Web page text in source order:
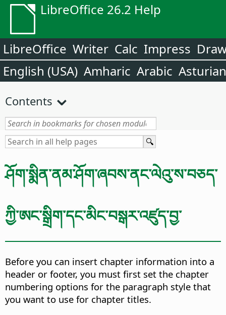
LibreOffice 26.2 Help
LibreOffice Writer Calc Impress
English (USA) Amharic Arabic Asturian
Contents
ཤོག་སྨིན་ནམ་ཤོག་ཞབས་ནང་ལེའུ་ས་བཅད་
ཀྱི་ཨང་སྒྲིག་དང་མིང་བསྒར་འཛུད་བྱ་
Before you can insert chapter information into a
header or footer, you must first set the chapter
numbering options for the paragraph style that
you want to use for chapter titles.